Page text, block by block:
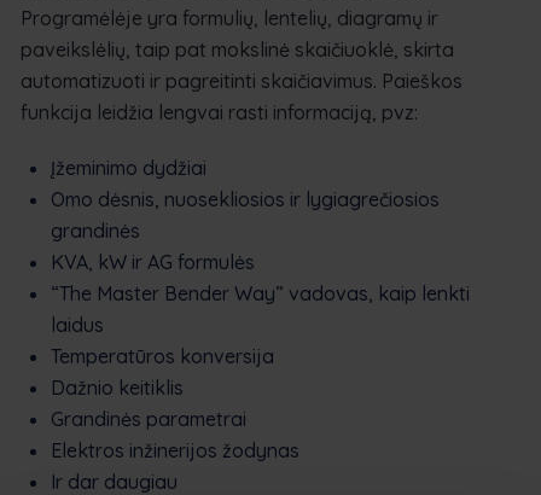
Programėlėje yra formulių, lentelių, diagramų ir
paveikslėlių, taip pat mokslinė skaičiuoklė, skirta
automatizuoti ir pagreitinti skaičiavimus. Paieškos
funkcija leidžia lengvai rasti informaciją, pvz:
Įžeminimo dydžiai
Omo dėsnis, nuosekliosios ir lygiagrečiosios
grandinės
KVA, kW ir AG formulės
“The Master Bender Way” vadovas, kaip lenkti
laidus
Temperatūros konversija
Dažnio keitiklis
Grandinės parametrai
Elektros inžinerijos žodynas
Ir dar daugiau